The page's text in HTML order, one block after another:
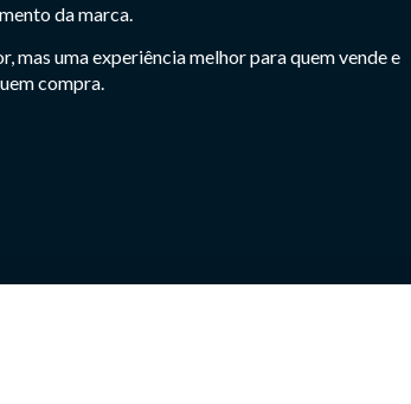
da marca.
mas uma experiência melhor para quem vende e
compra.